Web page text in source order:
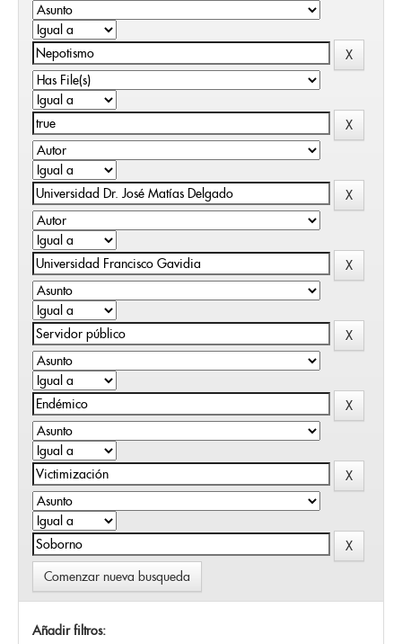
Comenzar nueva busqueda
Añadir filtros: